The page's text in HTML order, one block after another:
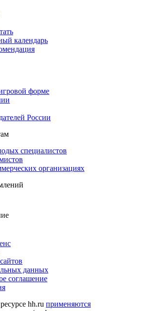
календарь
форме
России
специалистов
организациях
данных
соглашение
hh.ru применяются